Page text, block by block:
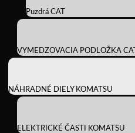
Puzdrá CAT
VYMEDZOVACIA PODLOŽKA CAT
NÁHRADNÉ DIELY KOMATSU
ELEKTRICKÉ ČASTI KOMATSU